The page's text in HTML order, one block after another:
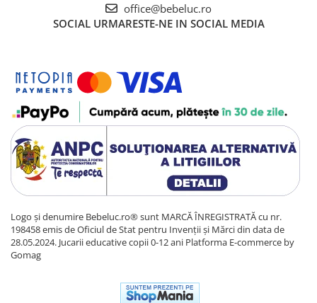
office@bebeluc.ro
SOCIAL URMARESTE-NE IN SOCIAL MEDIA
Logo și denumire Bebeluc.ro® sunt MARCĂ ÎNREGISTRATĂ cu nr.
198458 emis de Oficiul de Stat pentru Invenții și Mărci din data de
28.05.2024. Jucarii educative copii 0-12 ani Platforma E-commerce by
Gomag